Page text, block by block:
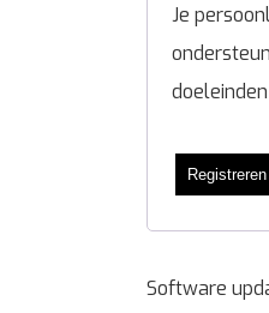
Je
Registreren
Software